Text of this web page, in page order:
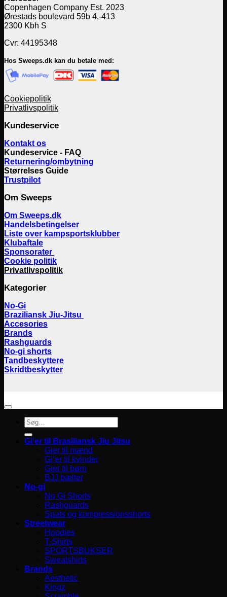
Copenhagen Company Est. 2023
Ørestads boulevard 59b 4,-413
2300 Kbh S
Cvr: 44195348
Hos Sweeps.dk kan du betale med:
Cookiepolitik
Privatlivspolitik
Kundeservice
Kontakt os
Kundeservice - FAQ
Returnering/ombytning
Størrelses Guide
Trustpilot
Om Sweeps
Om Sweeps.dk
Handelsbetingelser
Liste over kampsportsklubber
Klubaftale
Sponsorater
Cookie politik
Privatlivspolitik
Kategorier
No-Gi
Braziliansk Jiu-Jitsu
Accesories
Brands
Rashguards
No-gi shorts
Tandbeskyttere
Skridtbeskytter
Søg
efter:
Gi’er til Brasiliansk Jiu Jitsu
Gier til mænd
Gi’er til kvinder
Gier til børn
BJJ bælter
No-gi
No Gi Shorts
Rashguards
Spats og kompressionsshorts
Streetwear
Hoodies
T-Shirts
SPORTSBUKSER
Sweatshirts
Brands
Aesthetic
Kingz